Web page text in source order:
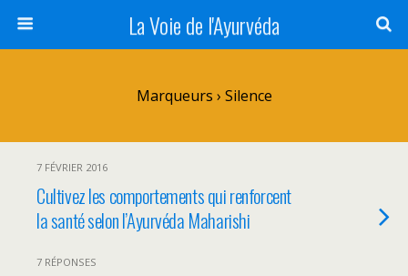
La Voie de l'Ayurvéda
Marqueurs › Silence
7 FÉVRIER 2016
Cultivez les comportements qui renforcent
la santé selon l’Ayurvéda Maharishi
7 RÉPONSES